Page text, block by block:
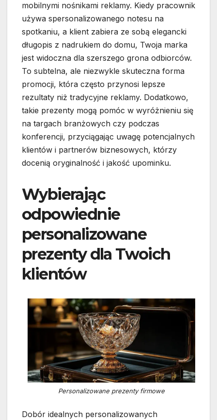
mobilnymi nośnikami reklamy. Kiedy pracownik
używa spersonalizowanego notesu na
spotkaniu, a klient zabiera ze sobą elegancki
długopis z nadrukiem do domu, Twoja marka
jest widoczna dla szerszego grona odbiorców.
To subtelna, ale niezwykle skuteczna forma
promocji, która często przynosi lepsze
rezultaty niż tradycyjne reklamy. Dodatkowo,
takie prezenty mogą pomóc w wyróżnieniu się
na targach branżowych czy podczas
konferencji, przyciągając uwagę potencjalnych
klientów i partnerów biznesowych, którzy
docenią oryginalność i jakość upominku.
Wybierając
odpowiednie
personalizowane
prezenty dla Twoich
klientów
Personalizowane prezenty firmowe
Dobór idealnych personalizowanych